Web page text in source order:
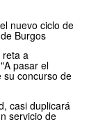
nuevo ciclo de
Burgos
reta a
pasar el
su concurso de
casi duplicará
servicio de